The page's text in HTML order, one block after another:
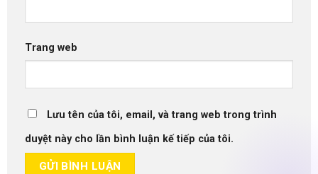
Trang web
Lưu tên của tôi, email, và trang web trong trình
duyệt này cho lần bình luận kế tiếp của tôi.